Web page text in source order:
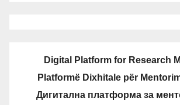
Digital Platform for Research
Platformë Dixhitale për
Дигитална платформа за